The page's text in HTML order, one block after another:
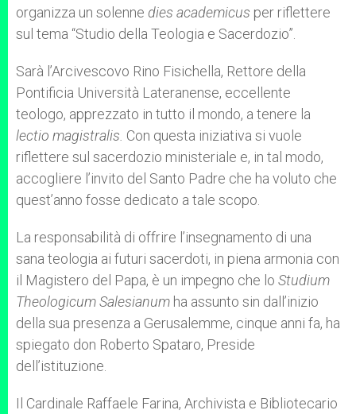
organizza un solenne dies academicus per riflettere
sul tema “Studio della Teologia e Sacerdozio”.
Sarà l’Arcivescovo Rino Fisichella, Rettore della
Pontificia Università Lateranense, eccellente
teologo, apprezzato in tutto il mondo, a tenere la
lectio magistralis. Con questa iniziativa si vuole
riflettere sul sacerdozio ministeriale e, in tal modo,
accogliere l’invito del Santo Padre che ha voluto che
quest’anno fosse dedicato a tale scopo.
La responsabilità di offrire l’insegnamento di una
sana teologia ai futuri sacerdoti, in piena armonia con
il Magistero del Papa, è un impegno che lo Studium
Theologicum Salesianum ha assunto sin dall’inizio
della sua presenza a Gerusalemme, cinque anni fa, ha
spiegato don Roberto Spataro, Preside
dell’istituzione.
Il Cardinale Raffaele Farina, Archivista e Bibliotecario